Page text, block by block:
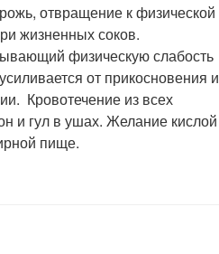
отвращение к физической
жизненных соков.
физическую слабость
от прикосновения и
Кровотечение из всех
и гул в ушах. Желание кислой
пище.